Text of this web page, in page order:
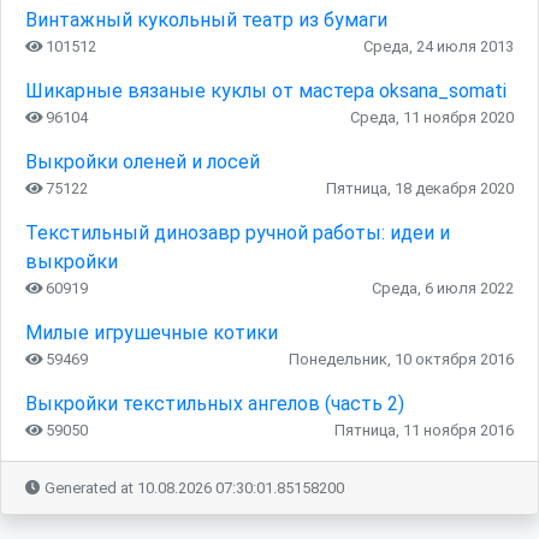
Винтажный кукольный театр из бумаги
101512 Среда, 24 июля 2013
Шикарные вязаные куклы от мастера oksana_somati
96104 Среда, 11 ноября 2020
Выкройки оленей и лосей
75122 Пятница, 18 декабря 2020
Текстильный динозавр ручной работы: идеи и
выкройки
60919 Среда, 6 июля 2022
Милые игрушечные котики
59469 Понедельник, 10 октября 2016
Выкройки текстильных ангелов (часть 2)
59050 Пятница, 11 ноября 2016
Generated at 10.08.2026 07:30:01.85158200